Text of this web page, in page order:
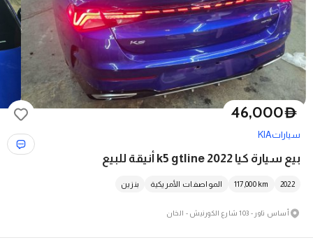
D
46,000
سياراتKIA
بيع سيارة كيا k5 gtline 2022 أنيقة للبيع
2022
117,000 km المواصفات الأمريكية بنزين
أساس تاور - 103 شارع الكورنيش - الخان